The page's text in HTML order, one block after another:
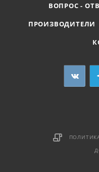
ВОПРОС -
ПРОИЗВОДИТЕЛИ